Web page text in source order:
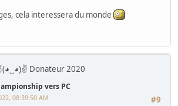
cela interessera du monde
Donateur 2020
vers PC
#9
08:39:50 AM